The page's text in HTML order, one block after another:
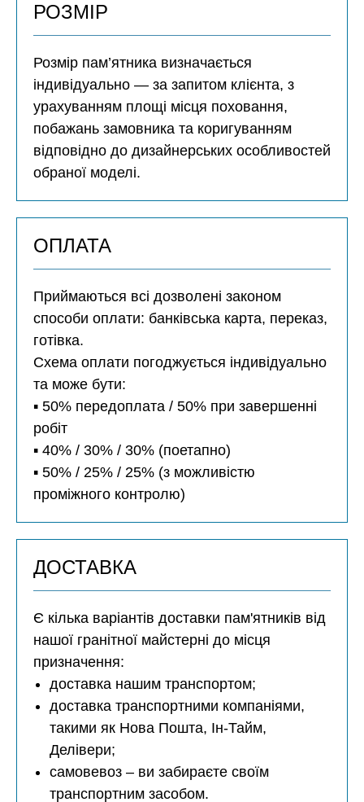
РОЗМІР
Розмір пам’ятника визначається
індивідуально — за запитом клієнта, з
урахуванням площі місця поховання,
побажань замовника та коригуванням
відповідно до дизайнерських особливостей
обраної моделі.
ОПЛАТА
Приймаються всі дозволені законом
способи оплати: банківська карта, переказ,
готівка.
Схема оплати погоджується індивідуально
та може бути:
▪️ 50% передоплата / 50% при завершенні
робіт
▪️ 40% / 30% / 30% (поетапно)
▪️ 50% / 25% / 25% (з можливістю
проміжного контролю)
ДОСТАВКА
Є кілька варіантів доставки пам'ятників від
нашої гранітної майстерні до місця
призначення:
доставка нашим транспортом;
доставка транспортними компаніями,
такими як Нова Пошта, Ін-Тайм,
Делівери;
самовевоз – ви забираєте своїм
транспортним засобом.